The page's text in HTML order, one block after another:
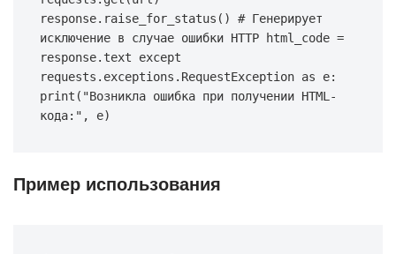
response.raise_for_status() # Генерирует
исключение в случае ошибки HTTP html_code =
response.text except
requests.exceptions.RequestException as e:
print("Возникла ошибка при получении HTML-
кода:", e)
Пример использования